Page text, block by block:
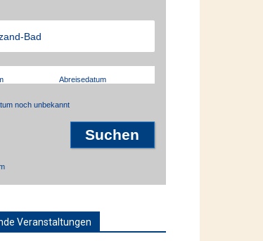
Abreisedatum
noch unbekannt
Veranstaltungen